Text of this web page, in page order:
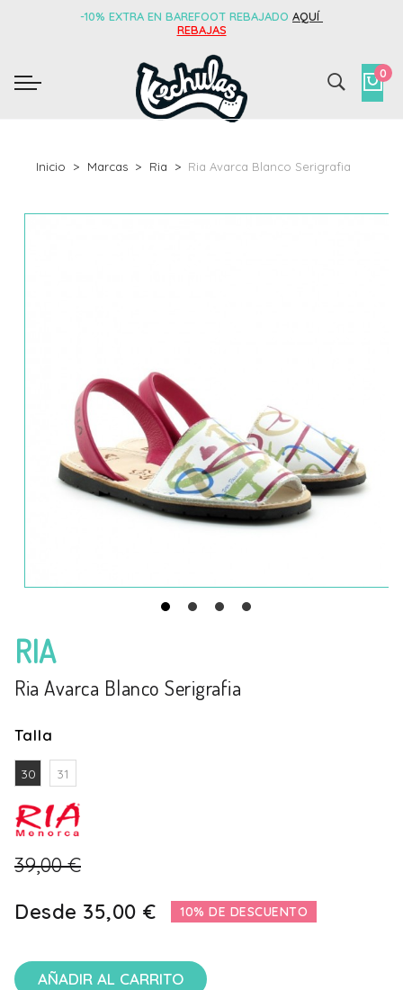
-10% EXTRA EN BAREFOOT REBAJADO AQUÍ
REBAJAS
0
Inicio Marcas Ria Ria Avarca Blanco Serigrafia
RIA
Ria Avarca Blanco Serigrafia
Talla
30 31
39,00 €
Desde 35,00 € 10% DE DESCUENTO
AÑADIR AL CARRITO